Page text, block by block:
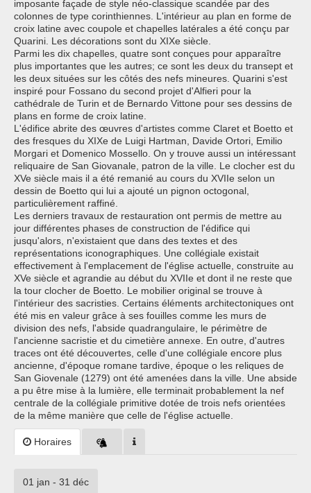
imposante façade de style néo-classique scandée par des
colonnes de type corinthiennes. L'intérieur au plan en forme de
croix latine avec coupole et chapelles latérales a été conçu par
Quarini. Les décorations sont du XIXe siècle.
Parmi les dix chapelles, quatre sont conçues pour apparaître
plus importantes que les autres; ce sont les deux du transept et
les deux situées sur les côtés des nefs mineures. Quarini s'est
inspiré pour Fossano du second projet d'Alfieri pour la
cathédrale de Turin et de Bernardo Vittone pour ses dessins de
plans en forme de croix latine.
L'édifice abrite des œuvres d'artistes comme Claret et Boetto et
des fresques du XIXe de Luigi Hartman, Davide Ortori, Emilio
Morgari et Domenico Mossello. On y trouve aussi un intéressant
reliquaire de San Giovanale, patron de la ville. Le clocher est du
XVe siècle mais il a été remanié au cours du XVIIe selon un
dessin de Boetto qui lui a ajouté un pignon octogonal,
particulièrement raffiné.
Les derniers travaux de restauration ont permis de mettre au
jour différentes phases de construction de l'édifice qui
jusqu'alors, n'existaient que dans des textes et des
représentations iconographiques. Une collégiale existait
effectivement à l'emplacement de l'église actuelle, construite au
XVe siècle et agrandie au début du XVIIe et dont il ne reste que
la tour clocher de Boetto. Le mobilier original se trouve à
l'intérieur des sacristies. Certains éléments architectoniques ont
été mis en valeur grâce à ses fouilles comme les murs de
division des nefs, l'abside quadrangulaire, le périmètre de
l'ancienne sacristie et du cimetière annexe. En outre, d'autres
traces ont été découvertes, celle d'une collégiale encore plus
ancienne, d'époque romane tardive, époque o les reliques de
San Giovenale (1279) ont été amenées dans la ville. Une abside
a pu être mise à la lumière, elle terminait probablement la nef
centrale de la collégiale primitive dotée de trois nefs orientées
de la même manière que celle de l'église actuelle.
Horaires
01 jan - 31 déc